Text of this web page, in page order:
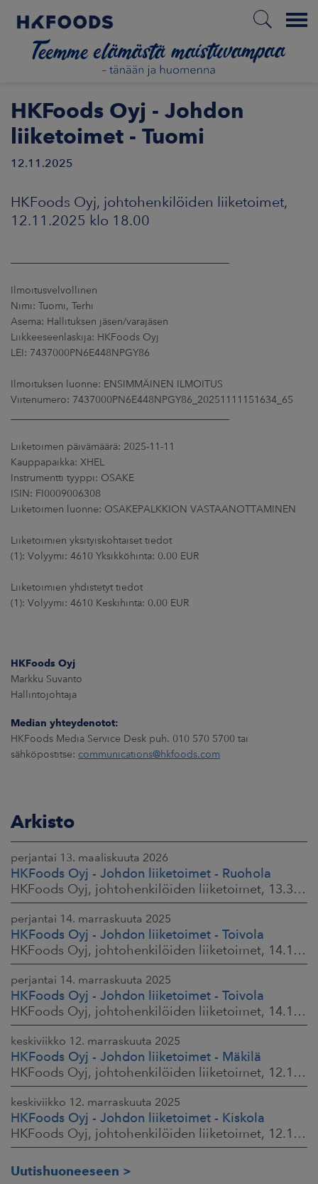
Menu
ETUSIVU
MEISTÄ
UUTISHUONE
HKFoods Oyj - Johdon
liiketoimet - Tuomi
12.11.2025
HKFoods Oyj, johtohenkilöiden liiketoimet,
12.11.2025 klo 18.00
Ilmoitusvelvollinen
Nimi: Tuomi, Terhi
Asema: Hallituksen jäsen/varajäsen
Liikkeeseenlaskija: HKFoods Oyj
LEI: 7437000PN6E448NPGY86
Ilmoituksen luonne: ENSIMMÄINEN ILMOITUS
Viitenumero: 7437000PN6E448NPGY86_20251111151634_65
Liiketoimen päivämäärä: 2025-11-11
Kauppapaikka: XHEL
Instrumentti tyyppi: OSAKE
ISIN: FI0009006308
Liiketoimen luonne: OSAKEPALKKION VASTAANOTTAMINEN
Liiketoimien yksityiskohtaiset tiedot
(1): Volyymi: 4610 Yksikköhinta: 0.00 EUR
Liiketoimien yhdistetyt tiedot
(1): Volyymi: 4610 Keskihinta: 0.00 EUR
HKFoods Oyj
Markku Suvanto
Hallintojohtaja
Median yhteydenotot:
HKFoods Media Service Desk puh. 010 570 5700 tai
sähköpostitse: communications@hkfoods.com
Arkisto
perjantai 13. maaliskuuta 2026
HKFoods Oyj - Johdon liiketoimet - Ruohola
HKFoods Oyj, johtohenkilöiden liiketoimet, 13.3.2026 klo 9.30
perjantai 14. marraskuuta 2025
HKFoods Oyj - Johdon liiketoimet - Toivola
HKFoods Oyj, johtohenkilöiden liiketoimet, 14.11.2025 klo 14.00
perjantai 14. marraskuuta 2025
HKFoods Oyj - Johdon liiketoimet - Toivola
HKFoods Oyj, johtohenkilöiden liiketoimet, 14.11.2025 klo 11.30
keskiviikko 12. marraskuuta 2025
HKFoods Oyj - Johdon liiketoimet - Mäkilä
HKFoods Oyj, johtohenkilöiden liiketoimet, 12.11.2025 klo 18.00
keskiviikko 12. marraskuuta 2025
HKFoods Oyj - Johdon liiketoimet - Kiskola
HKFoods Oyj, johtohenkilöiden liiketoimet, 12.11.2025 klo 18.00
Uutishuoneeseen